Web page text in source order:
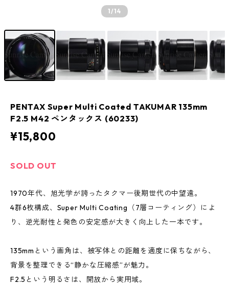
1/14
PENTAX Super Multi Coated TAKUMAR 135mm
F2.5 M42 ペンタックス (60233)
¥15,800
SOLD OUT
1970年代、旭光学が誇ったタクマー後期世代の中望遠。
4群6枚構成、Super Multi Coating（7層コーティング）によ
り、逆光耐性と発色の安定感が大きく向上した一本です。
135mmという画角は、被写体との距離を適度に保ちながら、
背景を整理できる“静かな圧縮感”が魅力。
F2.5という明るさは、開放から実用域。